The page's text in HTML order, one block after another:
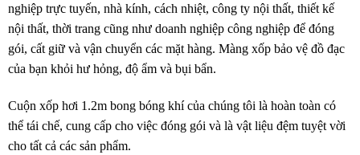
nghiệp trực tuyến, nhà kính, cách nhiệt, công ty nội thất, thiết kế
nội thất, thời trang cũng như doanh nghiệp công nghiệp để đóng
gói, cất giữ và vận chuyển các mặt hàng. Màng xốp bảo vệ đồ đạc
của bạn khỏi hư hỏng, độ ẩm và bụi bẩn.
Cuộn xốp hơi 1.2m bong bóng khí của chúng tôi là hoàn toàn có
thể tái chế, cung cấp cho việc đóng gói và là vật liệu đệm tuyệt vời
cho tất cả các sản phẩm.